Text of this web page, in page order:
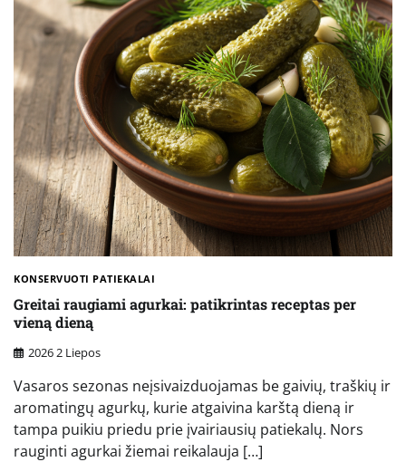
KONSERVUOTI PATIEKALAI
Greitai raugiami agurkai: patikrintas receptas per
vieną dieną
2026 2 Liepos
Vasaros sezonas neįsivaizduojamas be gaivių, traškių ir
aromatingų agurkų, kurie atgaivina karštą dieną ir
tampa puikiu priedu prie įvairiausių patiekalų. Nors
rauginti agurkai žiemai reikalauja […]